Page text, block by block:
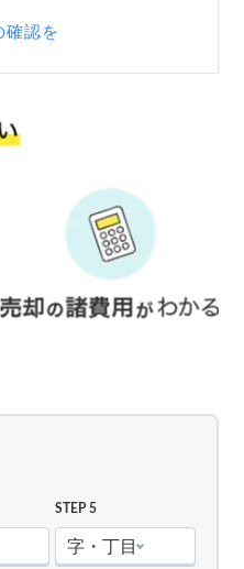
確認を
STEP 5
字・丁目